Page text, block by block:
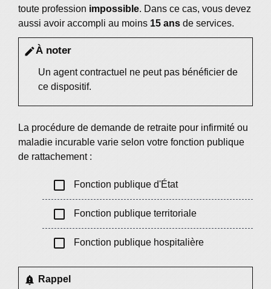
toute profession impossible. Dans ce cas, vous devez
aussi avoir accompli au moins 15 ans de services.
editÀ noter
Un agent contractuel ne peut pas bénéficier de
ce dispositif.
La procédure de demande de retraite pour infirmité ou
maladie incurable varie selon votre fonction publique
de rattachement :
check_box_outline_blank Fonction publique d'État
check_box_outline_blank Fonction publique territoriale
check_box_outline_blank Fonction publique hospitalière
notification_important Rappel